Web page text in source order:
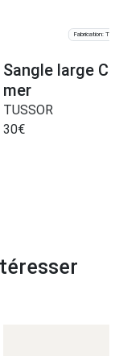
Fabrication:
Sangle large
mer
TUSSOR
30€